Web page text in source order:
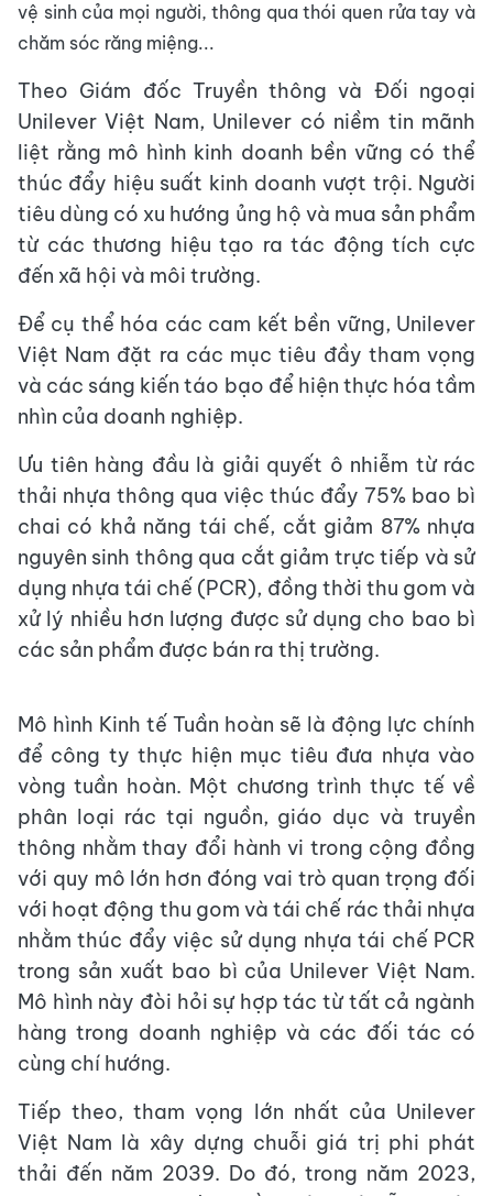
vệ sinh của mọi người, thông qua thói quen rửa tay và
chăm sóc răng miệng...
Theo Giám đốc Truyền thông và Đối ngoại
Unilever Việt Nam, Unilever có niềm tin mãnh
liệt rằng mô hình kinh doanh bền vững có thể
thúc đẩy hiệu suất kinh doanh vượt trội. Người
tiêu dùng có xu hướng ủng hộ và mua sản phẩm
từ các thương hiệu tạo ra tác động tích cực
đến xã hội và môi trường.
Để cụ thể hóa các cam kết bền vững, Unilever
Việt Nam đặt ra các mục tiêu đầy tham vọng
và các sáng kiến táo bạo để hiện thực hóa tầm
nhìn của doanh nghiệp.
Ưu tiên hàng đầu là giải quyết ô nhiễm từ rác
thải nhựa thông qua việc thúc đẩy 75% bao bì
chai có khả năng tái chế, cắt giảm 87% nhựa
nguyên sinh thông qua cắt giảm trực tiếp và sử
dụng nhựa tái chế (PCR), đồng thời thu gom và
xử lý nhiều hơn lượng được sử dụng cho bao bì
các sản phẩm được bán ra thị trường.
Mô hình Kinh tế Tuần hoàn sẽ là động lực chính
để công ty thực hiện mục tiêu đưa nhựa vào
vòng tuần hoàn. Một chương trình thực tế về
phân loại rác tại nguồn, giáo dục và truyền
thông nhằm thay đổi hành vi trong cộng đồng
với quy mô lớn hơn đóng vai trò quan trọng đối
với hoạt động thu gom và tái chế rác thải nhựa
nhằm thúc đẩy việc sử dụng nhựa tái chế PCR
trong sản xuất bao bì của Unilever Việt Nam.
Mô hình này đòi hỏi sự hợp tác từ tất cả ngành
hàng trong doanh nghiệp và các đối tác có
cùng chí hướng.
Tiếp theo, tham vọng lớn nhất của Unilever
Việt Nam là xây dựng chuỗi giá trị phi phát
thải đến năm 2039. Do đó, trong năm 2023,